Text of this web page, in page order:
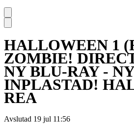
HALLOWEEN 1
ZOMBIE!
NY BLU-RAY - NY
INPLASTAD!
REA
Avslutad 19 jul 11:56